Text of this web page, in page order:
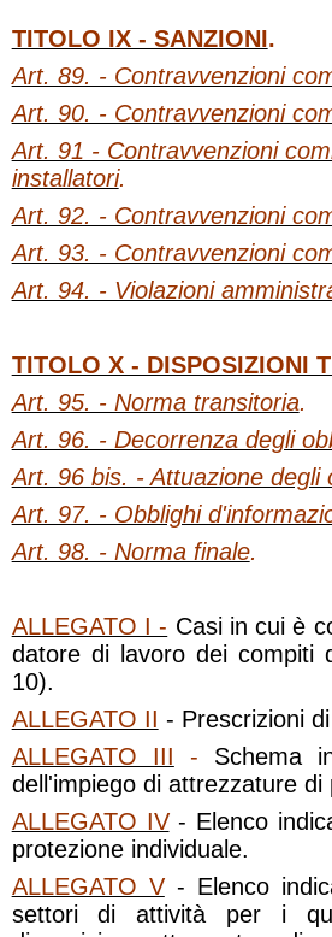
TITOLO IX - SANZIONI.
Art. 89. - Contravvenzioni
Art. 90. - Contravvenzioni
Art. 91 - Contravvenzioni
installatori.
Art. 92. - Contravvenzioni
Art. 93. - Contravvenzioni
Art. 94. - Violazioni
TITOLO X - DISPOSIZIONI
Art. 95. - Norma transitoria.
Art. 96. - Decorrenza degli
Art. 96 bis. - Attuazione degli
Art. 97. - Obblighi
Art. 98. - Norma finale.
ALLEGATO I - Casi in cui è
datore di lavoro dei compiti
10).
ALLEGATO II - Prescrizioni
ALLEGATO III - Schema
dell'impiego di attrezzature di
ALLEGATO IV- Elenco
protezione individuale.
ALLEGATO V- Elenco
settori di attività per i